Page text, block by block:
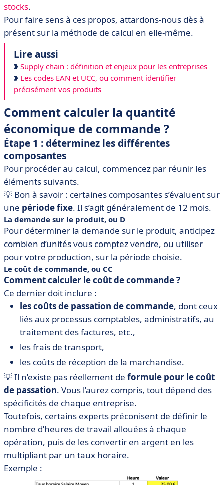
stocks.
Pour faire sens à ces propos, attardons-nous dès à
présent sur la méthode de calcul en elle-même.
Lire aussi
Supply chain : définition et enjeux pour les entreprises
Les codes EAN et UCC, ou comment identifier
précisément vos produits
Comment calculer la quantité
économique de commande ?
Étape 1 : déterminez les différentes
composantes
Pour procéder au calcul, commencez par réunir les
éléments suivants.
💡 Bon à savoir : certaines composantes s’évaluent sur
une période fixe. Il s’agit généralement de 12 mois.
La demande sur le produit, ou D
Pour déterminer la demande sur le produit, anticipez
combien d’unités vous comptez vendre, ou utiliser
pour votre production, sur la période choisie.
Le coût de commande, ou CC
Comment calculer le coût de commande ?
Ce dernier doit inclure :
les coûts de passation de commande, dont ceux
liés aux processus comptables, administratifs, au
traitement des factures, etc.,
les frais de transport,
les coûts de réception de la marchandise.
💡 Il n’existe pas réellement de formule pour le coût
de passation. Vous l’aurez compris, tout dépend des
spécificités de chaque entreprise.
Toutefois, certains experts préconisent de définir le
nombre d’heures de travail allouées à chaque
opération, puis de les convertir en argent en les
multipliant par un taux horaire.
Exemple :